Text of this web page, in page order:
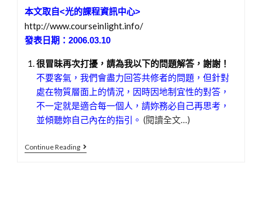
問
集
本文取自<光的課程資訊中心>
http://www.courseinlight.info/
發表日期：2006.03.10
很冒昧再次打擾，請為我以下的問題解答，謝謝！
不要客氣，我們會盡力回答共修者的問題，但針對
處在物質層面上的情況，因時因地制宜性的對答，
不一定就是適合每一個人，請妳務必自己再思考，
並傾聽妳自己內在的指引。 (閱讀全文…)
Continue Reading
光